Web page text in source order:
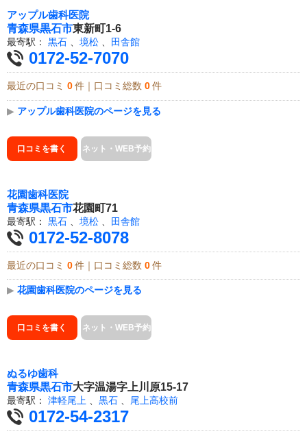
アップル歯科医院
青森県黒石市東新町1-6
最寄駅： 黒石 境松 田舎館
0172-52-7070
最近の口コミ 0 件｜口コミ総数 0 件
▶ アップル歯科医院のページを見る
口コミを書く ネット・WEB予約
花園歯科医院
青森県黒石市花園町71
最寄駅： 黒石 境松 田舎館
0172-52-8078
最近の口コミ 0 件｜口コミ総数 0 件
▶ 花園歯科医院のページを見る
口コミを書く ネット・WEB予約
ぬるゆ歯科
青森県黒石市大字温湯字上川原15-17
最寄駅： 津軽尾上 、 黒石 、 尾上高校前
0172-54-2317